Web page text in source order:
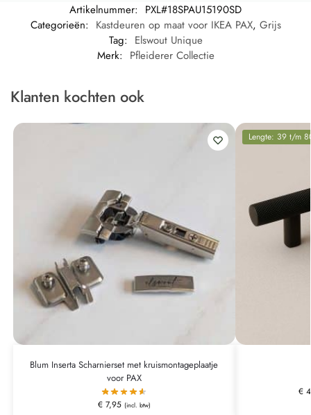
Artikelnummer: PXL#18SPAU15190SD
Categorieën: Kastdeuren op maat voor IKEA PAX, Grijs
Tag: Elswout Unique
Merk: Pfleiderer Collectie
Klanten kochten ook
Blum Inserta Scharnierset met kruismontageplaatje
voor PAX
€7,95 (incl. btw)
Lengte: 39 t/m
€